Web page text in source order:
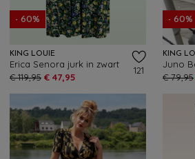
- 60%
KING LOUIE
Erica Senora jurk in zwart
€ 119,95 € 47,95
121
- 60%
KING
€ 79,95